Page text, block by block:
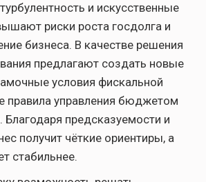
и искусственные
риски роста госдолга и
бизнеса. В качестве решения
предлагают создать новые
условия фискальной
правила управления бюджетом
Благодаря предсказуемости и
получит чёткие ориентиры, а
стабильнее.